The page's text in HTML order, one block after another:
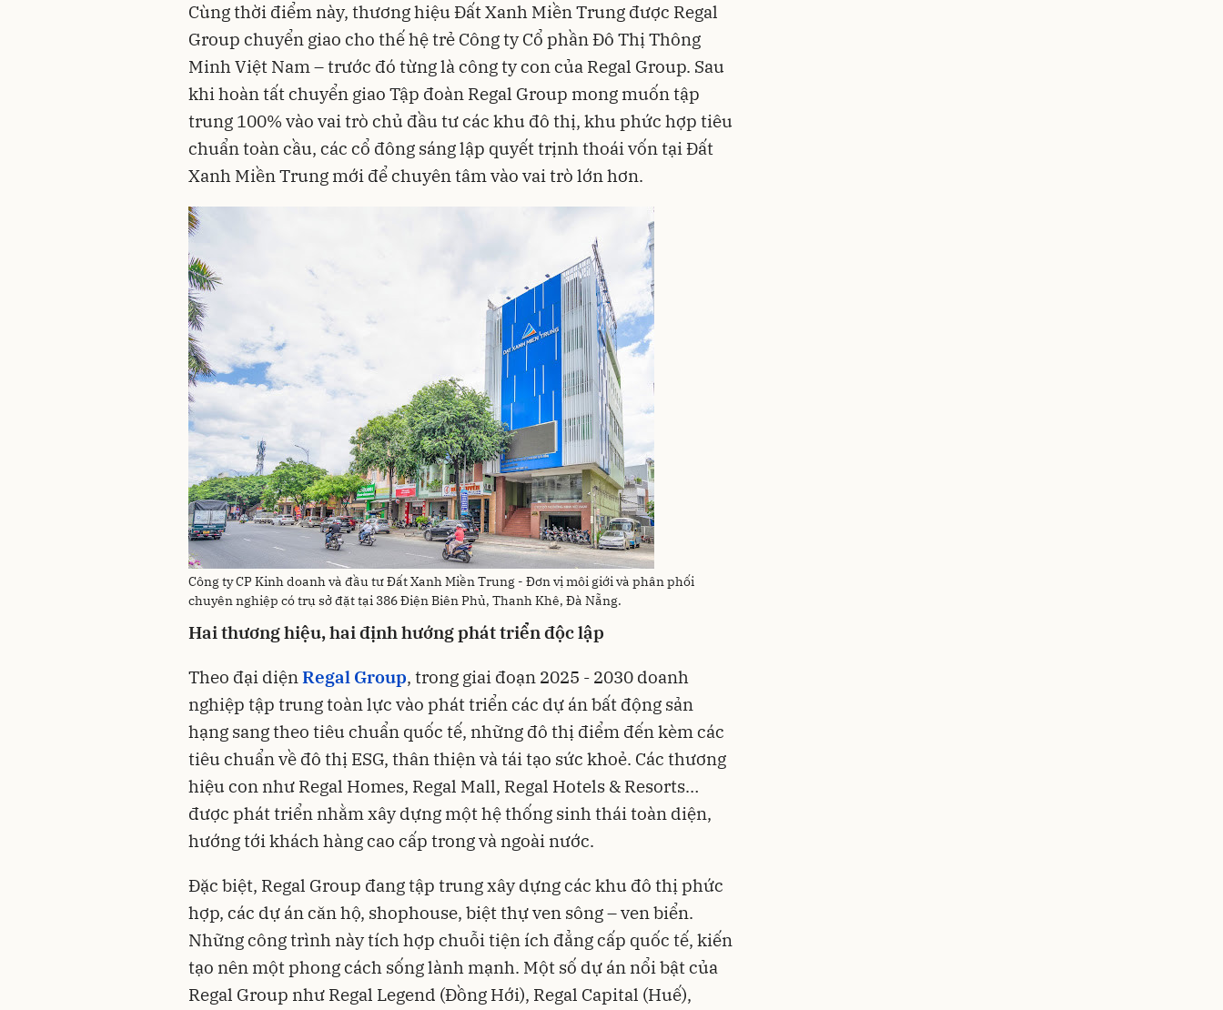
Cùng thời điểm này, thương hiệu Đất Xanh Miền Trung được Regal
Group chuyển giao cho thế hệ trẻ Công ty Cổ phần Đô Thị Thông
Minh Việt Nam – trước đó từng là công ty con của Regal Group. Sau
khi hoàn tất chuyển giao Tập đoàn Regal Group mong muốn tập
trung 100% vào vai trò chủ đầu tư các khu đô thị, khu phức hợp tiêu
chuẩn toàn cầu, các cổ đông sáng lập quyết trịnh thoái vốn tại Đất
Xanh Miền Trung mới để chuyên tâm vào vai trò lớn hơn.
Công ty CP Kinh doanh và đầu tư Đất Xanh Miền Trung - Đơn vị môi giới và phân phối
chuyên nghiệp có trụ sở đặt tại 386 Điện Biên Phủ, Thanh Khê, Đà Nẵng.
Hai thương hiệu, hai định hướng phát triển độc lập
Theo đại diệnRegal Group, trong giai đoạn 2025 - 2030 doanh
nghiệp tập trung toàn lực vào phát triển các dự án bất động sản
hạng sang theo tiêu chuẩn quốc tế, những đô thị điểm đến kèm các
tiêu chuẩn về đô thị ESG, thân thiện và tái tạo sức khoẻ. Các thương
hiệu con như Regal Homes, Regal Mall, Regal Hotels & Resorts…
được phát triển nhằm xây dựng một hệ thống sinh thái toàn diện,
hướng tới khách hàng cao cấp trong và ngoài nước.
Đặc biệt, Regal Group đang tập trung xây dựng các khu đô thị phức
hợp, các dự án căn hộ, shophouse, biệt thự ven sông – ven biển.
Những công trình này tích hợp chuỗi tiện ích đẳng cấp quốc tế, kiến
tạo nên một phong cách sống lành mạnh. Một số dự án nổi bật của
Regal Group như Regal Legend (Đồng Hới), Regal Capital (Huế),